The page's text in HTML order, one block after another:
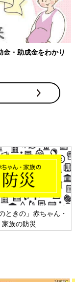
接種できるものも】
外来小児科学会リー
ト検討会